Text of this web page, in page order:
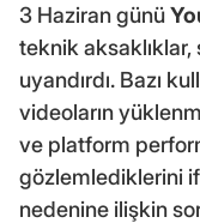
3 Haziran günü
teknik
uyandırdı. Bazı
videoların
ve platform
gözlemlediklerini
nedenine ilişkin